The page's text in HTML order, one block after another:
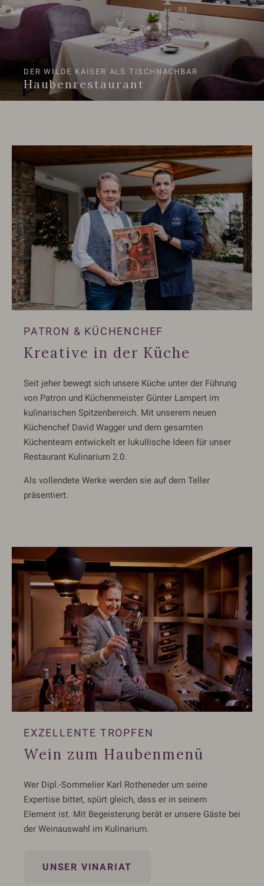
DER WILDE KAISER ALS TISCHNACHBAR
Haubenrestaurant
PATRON & KÜCHENCHEF
Kreative in der Küche
Seit jeher bewegt sich unsere Küche unter der Führung
von Patron und Küchenmeister Günter Lampert im
kulinarischen Spitzenbereich. Mit unserem neuen
Küchenchef David Wagger und dem gesamten
Küchenteam entwickelt er lukullische Ideen für unser
Restaurant Kulinarium 2.0.
Als vollendete Werke werden sie auf dem Teller
präsentiert.
EXZELLENTE TROPFEN
Wein zum Haubenmenü
Wer Dipl.-Sommelier Karl Rotheneder um seine
Expertise bittet, spürt gleich, dass er in seinem
Element ist. Mit Begeisterung berät er unsere Gäste bei
der Weinauswahl im Kulinarium.
UNSER VINARIAT